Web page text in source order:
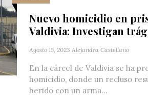
Nuevo homicidio en
Valdivia: Investigan
Agosto 15, 2023 Alejandra Castellano
En la cárcel de Valdivia se ha
homicidio, donde un recluso
herido con un arma...